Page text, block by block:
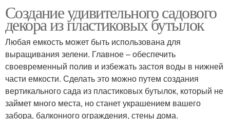
Создание удивительного садового
декора из пластиковых бутылок
Любая емкость может быть использована для
выращивания зелени. Главное – обеспечить
своевременный полив и избежать застоя воды в нижней
части емкости. Сделать это можно путем создания
вертикального сада из пластиковых бутылок, который не
займет много места, но станет украшением вашего
забора, балконного ограждения, стены дома.